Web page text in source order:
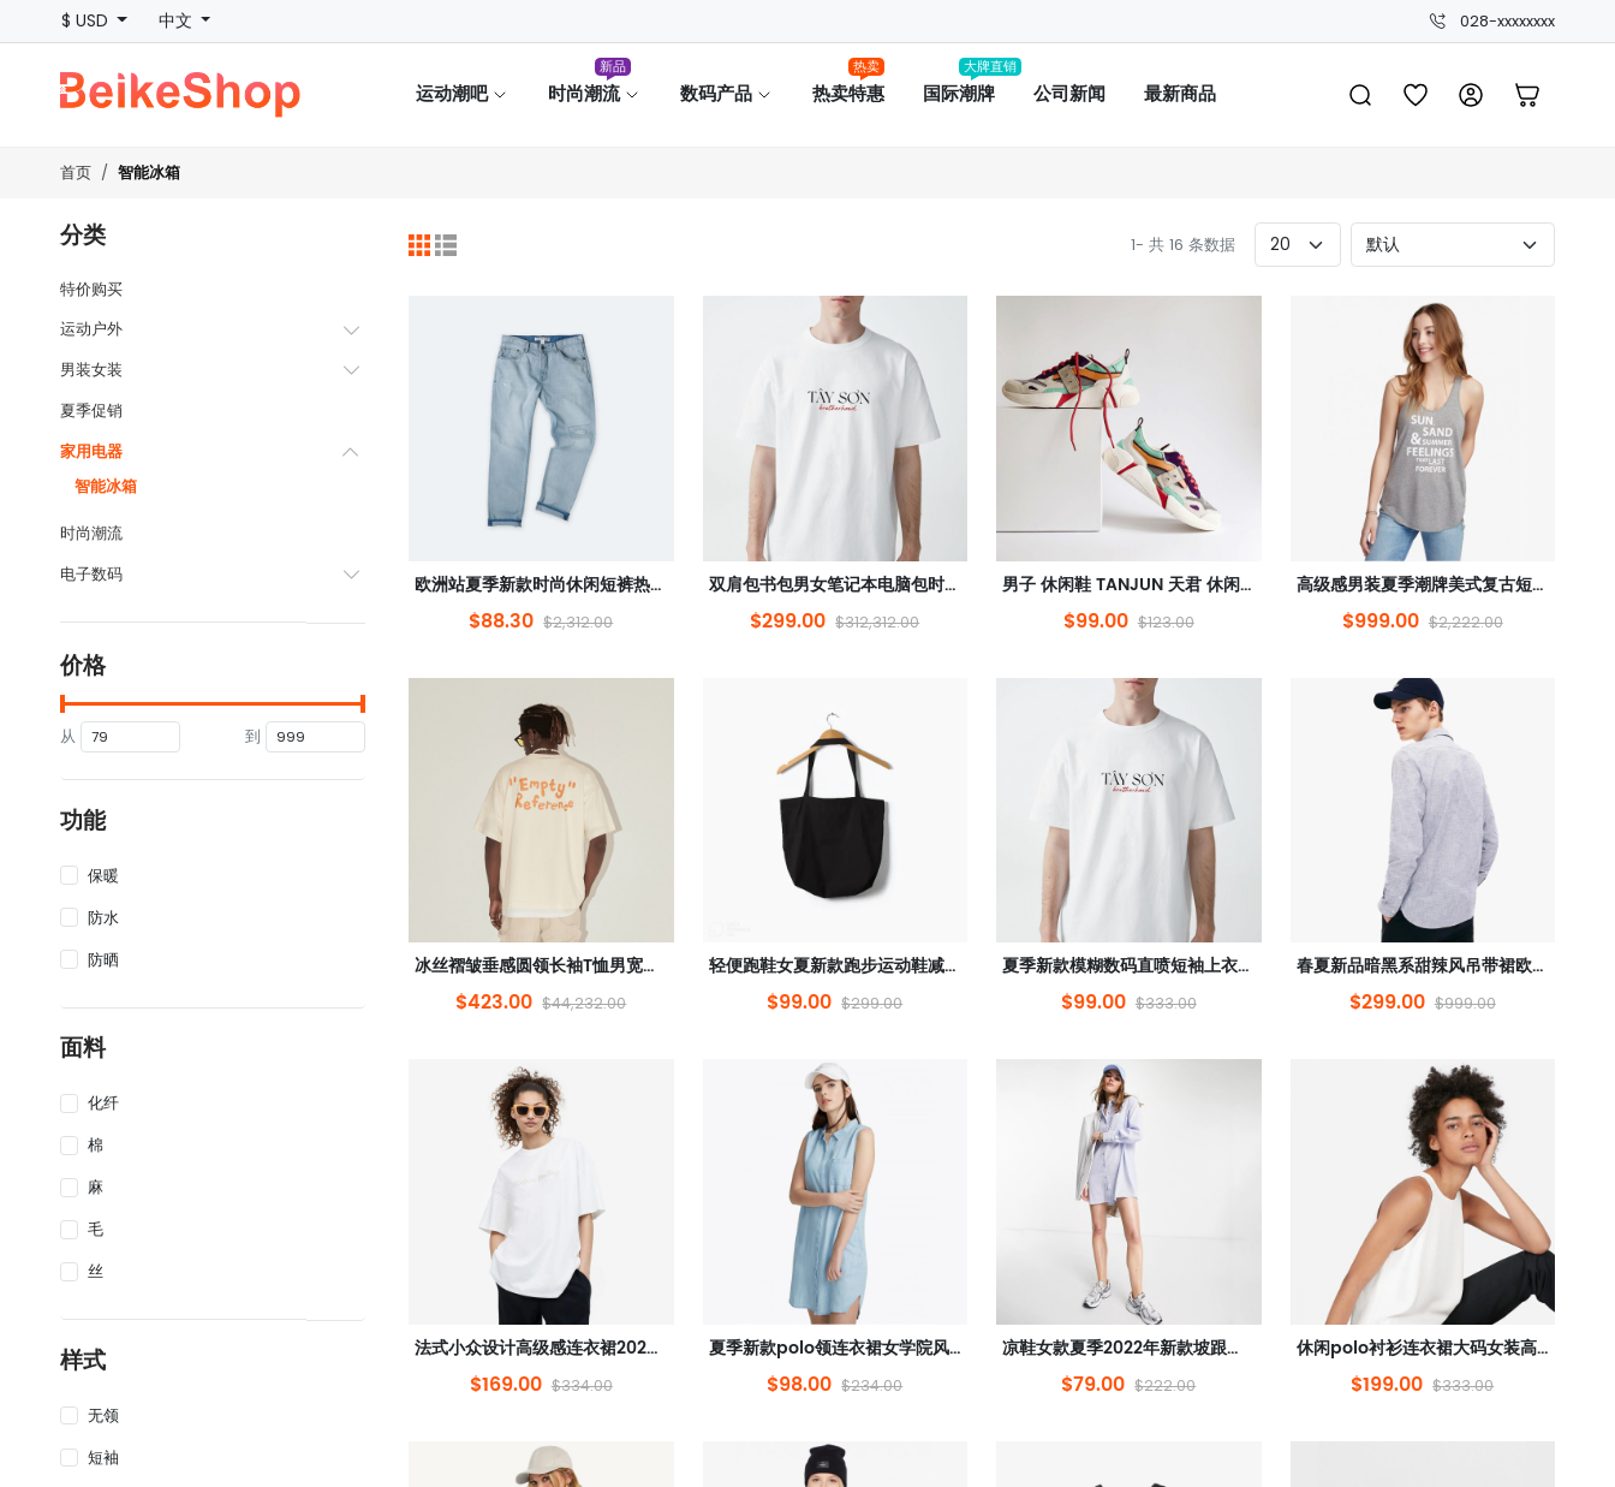
$ USD 中文 028-xxxxxxxx
运动潮吧 时尚潮流
新品
数码产品 热卖特惠
热卖
国际潮牌
大牌直销
公司新闻 最新商品
首页 智能冰箱
分类
特价购买
运动户外
男装女装
夏季促销
家用电器
智能冰箱
时尚潮流
电子数码
价格
从 到
功能
保暖
防水
防晒
面料
化纤
棉
麻
毛
丝
样式
无领
短袖
1- 共 16 条数据
欧洲站夏季新款时尚休闲短裤热裤女裤运动家具纯棉韩版宽松百搭裤
$88.30 $2,312.00
双肩包书包男女笔记本电脑包时尚潮流旅行背包
$299.00 $312,312.00
男子 休闲鞋 TANJUN 天君 休闲鞋 运动鞋 812654
$99.00 $123.00
高级感男装夏季潮牌美式复古短袖t恤男士重磅纯棉宽松半袖男体恤
$999.00 $2,222.00
冰丝褶皱垂感圆领长袖T恤男宽松薄款高级感v领男装上衣
$423.00 $44,232.00
轻便跑鞋女夏新款跑步运动鞋减震软底网面透气休闲运动鞋女鞋
$99.00 $299.00
夏季新款模糊数码直喷短袖上衣男装情侣纯棉t恤ins潮
$99.00 $333.00
春夏新品暗黑系甜辣风吊带裙欧根纱蓬蓬裙冷淡法式连衣裙女
$299.00 $999.00
法式小众设计高级感连衣裙2022年新款收腰显瘦中长款裙子女夏
$169.00 $334.00
夏季新款polo领连衣裙女学院风减龄不规则下摆长裙子
$98.00 $234.00
凉鞋女款夏季2022年新款坡跟女鞋夏款松糕鞋高跟鞋子爆款女士
$79.00 $222.00
休闲polo衬衫连衣裙大码女装高级感夏2022新款小个子御姐
$199.00 $333.00